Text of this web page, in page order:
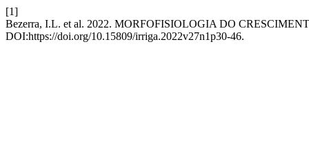
[1]
Bezerra, I.L. et al. 2022. MORFOFISIOLOGIA DO
DOI:https://doi.org/10.15809/irriga.2022v27n1p30-46.